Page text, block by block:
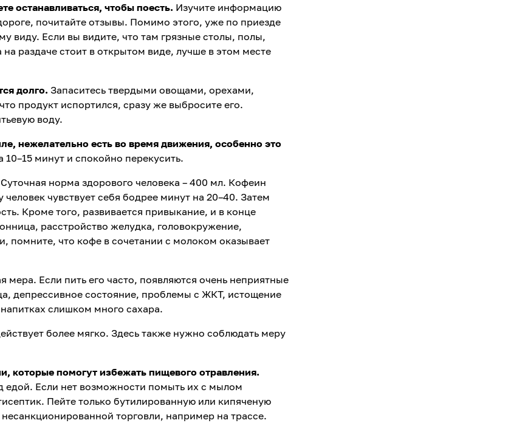
останавливаться, чтобы поесть. Изучите информацию
почитайте отзывы. Помимо этого, уже по приезде
виду. Если вы видите, что там грязные столы, полы,
раздаче стоит в открытом виде, лучше в этом месте
долго. Запаситесь твердыми овощами, орехами,
продукт испортился, сразу же выбросите его.
воду.
нежелательно есть во время движения, особенно это
10–15 минут и спокойно перекусить.
Суточная норма здорового человека – 400 мл. Кофеин
чувствует себя бодрее минут на 20–40. Затем
Кроме того, развивается привыкание, и в конце
расстройство желудка, головокружение,
помните, что кофе в сочетании с молоком оказывает
мера. Если пить его часто, появляются очень неприятные
депрессивное состояние, проблемы с ЖКТ, истощение
слишком много сахара.
более мягко. Здесь также нужно соблюдать меру
которые помогут избежать пищевого отравления.
едой. Если нет возможности помыть их с мылом
Пейте только бутилированную или кипяченую
торговли, например на трассе.